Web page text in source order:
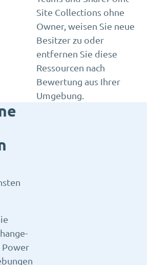
Site Collections ohne
Owner, weisen Sie neue
Besitzer zu oder
entfernen Sie diese
Ressourcen nach
Bewertung aus Ihrer
Umgebung.
Power